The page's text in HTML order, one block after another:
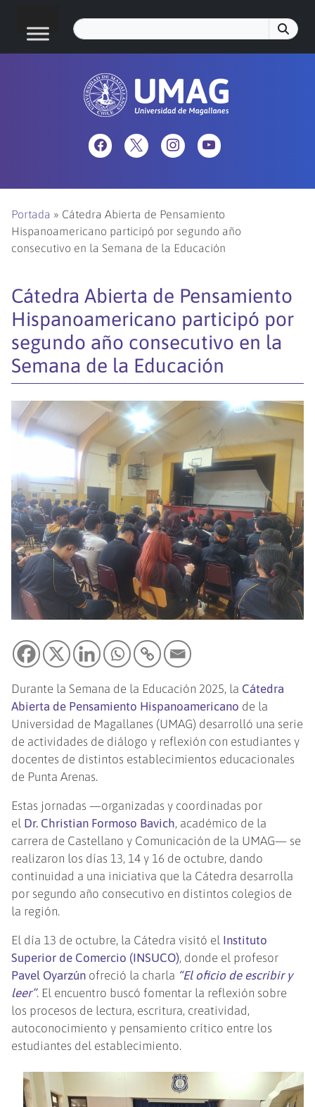
Portada » Cátedra Abierta de Pensamiento
Hispanoamericano participó por segundo año
consecutivo en la Semana de la Educación
Cátedra Abierta de Pensamiento
Hispanoamericano participó por
segundo año consecutivo en la
Semana de la Educación
Durante la Semana de la Educación 2025, la Cátedra
Abierta de Pensamiento Hispanoamericano de la
Universidad de Magallanes (UMAG) desarrolló una serie
de actividades de diálogo y reflexión con estudiantes y
docentes de distintos establecimientos educacionales
de Punta Arenas.
Estas jornadas —organizadas y coordinadas por
el Dr. Christian Formoso Bavich, académico de la
carrera de Castellano y Comunicación de la UMAG— se
realizaron los días 13, 14 y 16 de octubre, dando
continuidad a una iniciativa que la Cátedra desarrolla
por segundo año consecutivo en distintos colegios de
la región.
El día 13 de octubre, la Cátedra visitó el Instituto
Superior de Comercio (INSUCO), donde el profesor
Pavel Oyarzún ofreció la charla “El oficio de escribir y
leer”. El encuentro buscó fomentar la reflexión sobre
los procesos de lectura, escritura, creatividad,
autoconocimiento y pensamiento crítico entre los
estudiantes del establecimiento.